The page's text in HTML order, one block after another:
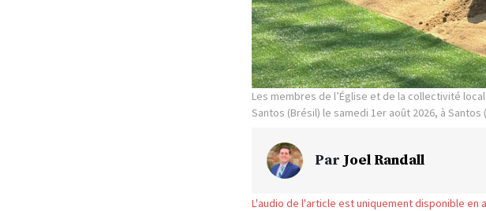
Les membres de l’Église et de la collectivité
Santos (Brésil) le samedi 1er août 2026, à Santos
Par Joel Randall
L'audio de l'article est uniquement disponible en